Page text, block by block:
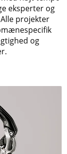
eksperter og
projekter
og